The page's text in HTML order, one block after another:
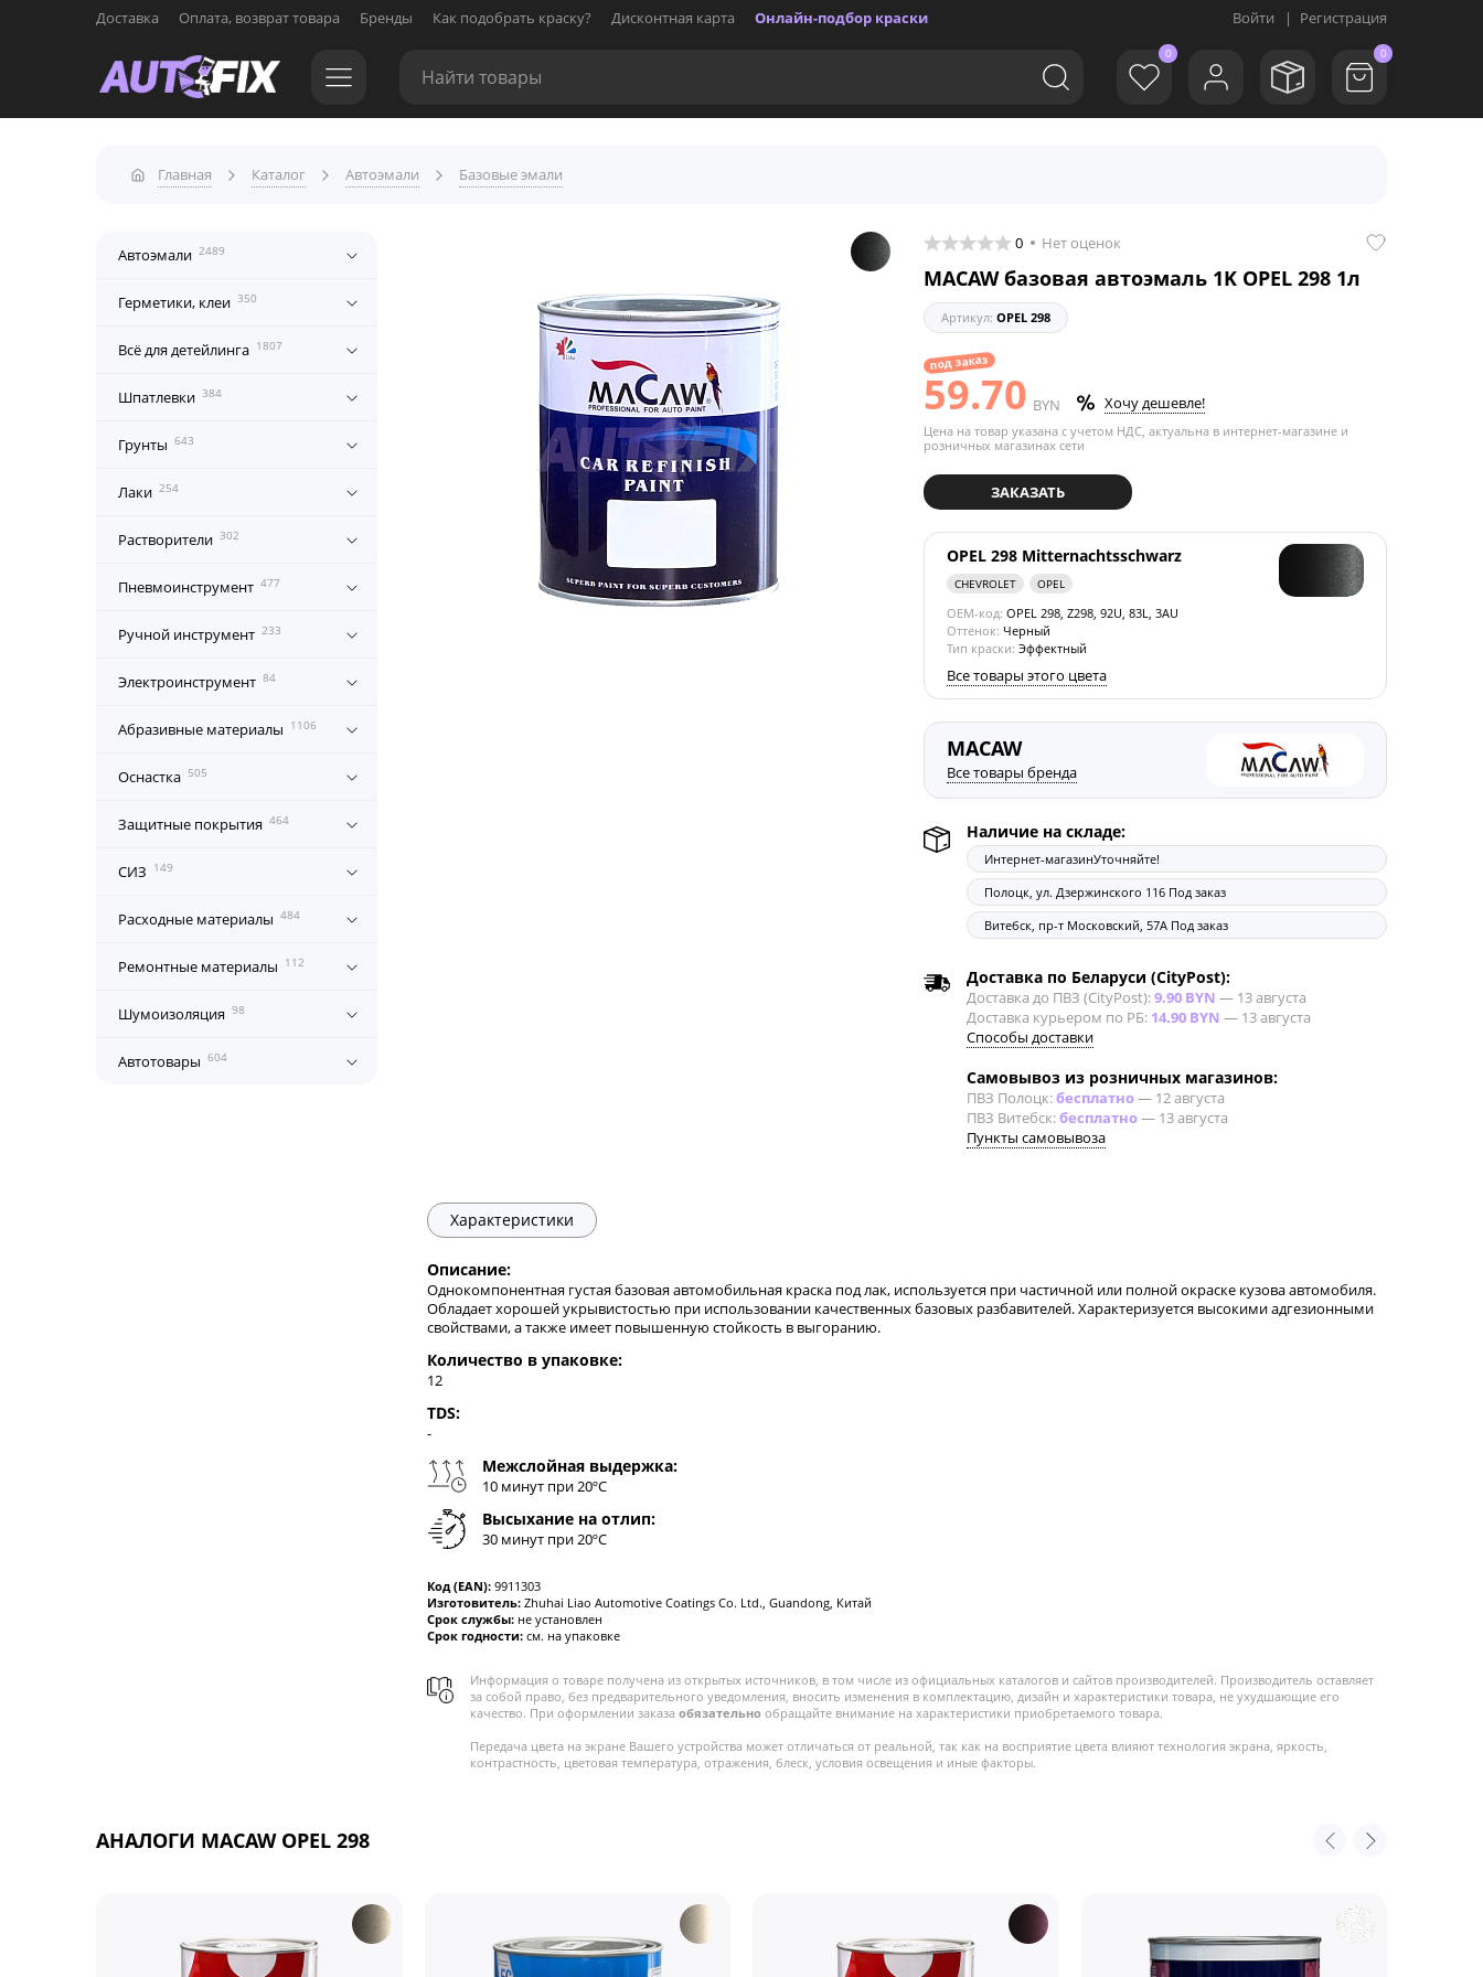
Доставка Оплата, возврат товара Бренды Как подобрать краску? Дисконтная карта Онлайн-подбор краски Войти | Регистрация
0 0
Главная Каталог Автоэмали Базовые эмали
Автоэмали 2489
Герметики, клеи 350
Всё для детейлинга 1807
Шпатлевки 384
Грунты 643
Лаки 254
Растворители 302
Пневмоинструмент 477
Ручной инструмент 233
Электроинструмент 84
Абразивные материалы 1106
Оснастка 505
Защитные покрытия 464
СИЗ 149
Расходные материалы 484
Ремонтные материалы 112
Шумоизоляция 98
Автотовары 604
0 Нет оценок
MACAW базовая автоэмаль 1K OPEL 298 1л
Артикул: OPEL 298
под заказ
59.70 BYN Хочу дешевле!
Цена на товар указана с учетом НДС, актуальна в интернет-магазине и
розничных магазинах сети
ЗАКАЗАТЬ
OPEL 298 Mitternachtsschwarz
CHEVROLET OPEL
OEM-код: OPEL 298, Z298, 92U, 83L, 3AU
Оттенок: Черный
Тип краски: Эффектный
Все товары этого цвета
MACAW
Все товары бренда
Наличие на складе:
Интернет-магазинУточняйте!
Полоцк, ул. Дзержинского 116 Под заказ
Витебск, пр-т Московский, 57А Под заказ
Доставка по Беларуси (CityPost):
Доставка до ПВЗ (CityPost):9.90 BYN — 13 августа
Доставка курьером по РБ: 14.90 BYN — 13 августа
Способы доставки
Самовывоз из розничных магазинов:
ПВЗ Полоцк:бесплатно— 12 августа
ПВЗ Витебск:бесплатно— 13 августа
Пункты самовывоза
Характеристики
Описание:
Однокомпонентная густая базовая автомобильная краска под лак, используется при частичной или полной окраске кузова автомобиля.
Обладает хорошей укрывистостью при использовании качественных базовых разбавителей. Характеризуется высокими адгезионными
свойствами, а также имеет повышенную стойкость в выгоранию.
Количество в упаковке:
12
TDS:
-
Межслойная выдержка:
10 минут при 20ºC
Высыхание на отлип:
30 минут при 20ºC
Код (EAN): 9911303
Изготовитель: Zhuhai Liao Automotive Coatings Co. Ltd., Guandong, Китай
Срок службы: не установлен
Срок годности: см. на упаковке
Информация о товаре получена из открытых источников, в том числе из официальных каталогов и сайтов производителей. Производитель оставляет
за собой право, без предварительного уведомления, вносить изменения в комплектацию, дизайн и характеристики товара, не ухудшающие его
качество. При оформлении заказа обязательно обращайте внимание на характеристики приобретаемого товара.
Передача цвета на экране Вашего устройства может отличаться от реальной, так как на восприятие цвета влияют технология экрана, яркость,
контрастность, цветовая температура, отражения, блеск, условия освещения и иные факторы.
АНАЛОГИ MACAW OPEL 298